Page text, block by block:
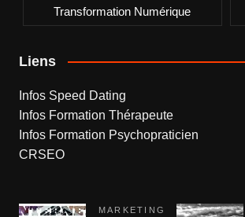
Transformation Numérique
Liens
Infos Speed Dating
Infos Formation Thérapeute
Infos Formation Psychopraticien
CRSEO
MARKETING